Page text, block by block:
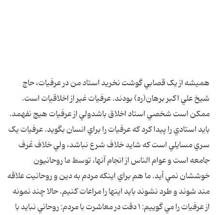
هميشه از يک قصابي گوشت نخريد استاد من در عرفيات، حاج
شيخ علي اکبر برهان(ره) بودند. عرفيات غير از اخلاقيات است.
ممکن است شخصي استاد اخلاق باشدولي از عرفيات هيچ نفهمد.
بايد استادي را پيدا کرد که عرفيات را براي انسان بگويد. عرفيات يک
سري مسايلي است که شايد خلاف شرع نباشد، ولي خلاف عُرف
جامعه است و عوام الناس از انجام آنها، توسط ما روحانيون
خوششان نمي آيد. ما هم براي اينکه مردم به دين و روحانيت علاقه
مند شوند و طرد نشوند بايد اينها را مراعات کنيم. حالا چند نمونه
از عرفيات را مي گوييم: ۱ دقت در معاشرت با مردم: روحاني نبايد با